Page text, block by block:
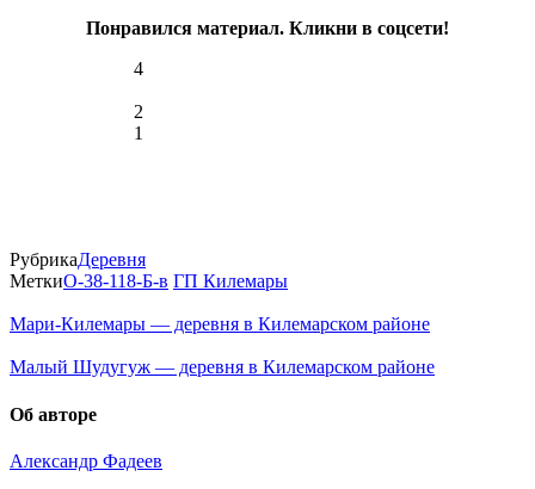
15.02
03:00
-7.1°
764
91%
269°
Понравился материал. Кликни в соцсети!
4
2
1
РубрикаДеревня
МеткиO-38-118-Б-в ГП Килемары
Мари-Килемары — деревня в Килемарском районе
Малый Шудугуж — деревня в Килемарском районе
Об авторе
Александр Фадеев